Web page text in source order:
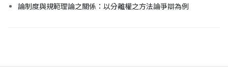
論制度與規範理論之關係：以分離權之方法論爭辯為例